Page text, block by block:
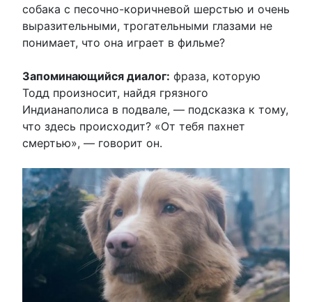
собака с песочно-коричневой шерстью и очень
выразительными, трогательными глазами не
понимает, что она играет в фильме?
Запоминающийся диалог: фраза, которую
Тодд произносит, найдя грязного
Индианаполиса в подвале, — подсказка к тому,
что здесь происходит? «От тебя пахнет
смертью», — говорит он.